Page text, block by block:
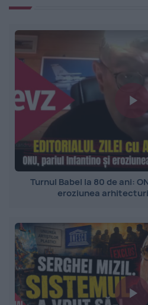
Turnul Babel la 80 de ani:
eroziunea